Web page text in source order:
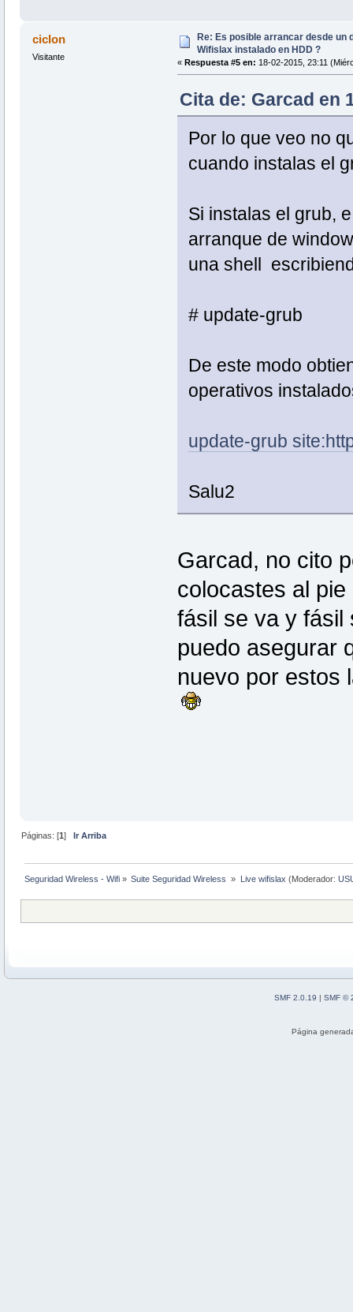
ciclon
Visitante
Re: Es posible arrancar desde un
Wifislax instalado en HDD ?
« Respuesta #5 en: 18-02-2015, 23:11
Cita de: Garcad en
Por lo que veo no
cuando instalas el
Si instalas el grub,
arranque de
una shell
# update-grub
De este modo
operativos
update-grub
Salu2
Garcad, no cito
colocastes al
fásil se va y fásil
puedo asegurar
nuevo por estos
Páginas: [1]Ir Arriba
Seguridad Wireless - Wifi » Suite Seguridad Wireless » Live wifislax (Moderador:
SMF 2.0.19 | SMF ©
Página